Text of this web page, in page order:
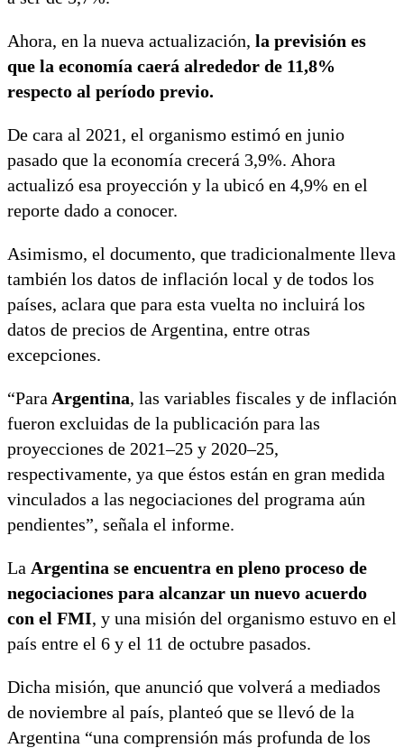
Ahora, en la nueva actualización, la previsión es
que la economía caerá alrededor de 11,8%
respecto al período previo.
De cara al 2021, el organismo estimó en junio
pasado que la economía crecerá 3,9%. Ahora
actualizó esa proyección y la ubicó en 4,9% en el
reporte dado a conocer.
Asimismo, el documento, que tradicionalmente lleva
también los datos de inflación local y de todos los
países, aclara que para esta vuelta no incluirá los
datos de precios de Argentina, entre otras
excepciones.
“Para Argentina, las variables fiscales y de inflación
fueron excluidas de la publicación para las
proyecciones de 2021–25 y 2020–25,
respectivamente, ya que éstos están en gran medida
vinculados a las negociaciones del programa aún
pendientes”, señala el informe.
La Argentina se encuentra en pleno proceso de
negociaciones para alcanzar un nuevo acuerdo
con el FMI, y una misión del organismo estuvo en el
país entre el 6 y el 11 de octubre pasados.
Dicha misión, que anunció que volverá a mediados
de noviembre al país, planteó que se llevó de la
Argentina “una comprensión más profunda de los